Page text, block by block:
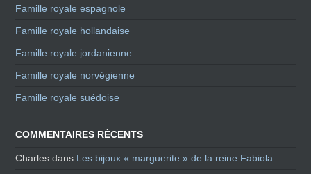
Famille royale espagnole
Famille royale hollandaise
Famille royale jordanienne
Famille royale norvégienne
Famille royale suédoise
COMMENTAIRES RÉCENTS
Charles dans Les bijoux « marguerite » de la reine Fabiola